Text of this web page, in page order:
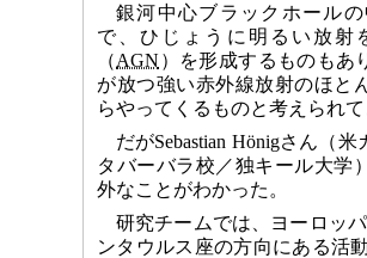
銀河中心ブラックホール
で、ひじょうに明るい放射
（AGN ）を形成するものもあ
が放つ強い赤外線放射のほと
らやってくるものと考えられて
だがSebastian Hönigさん（
タバーバラ校／独キール大学
外なことがわかった。
研究チームでは、ヨーロッ
ンタウルス座の方向にある活